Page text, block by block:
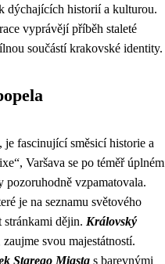
dýchajících historií a kulturou.
vyprávějí příběh staleté
součástí krakovské identity.
je fascinující směsicí historie a
Varšava se po téměř úplném
pozoruhodně vzpamatovala.
je na seznamu světového
dějin. Královský
svou majestátností.
Starego Miasta s barevnými